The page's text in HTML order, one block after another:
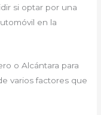
si optar por una
en la
o Alcántara para
varios factores que